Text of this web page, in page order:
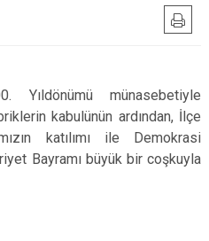
Yıldönümü münasebetiyle
kabulünün ardından, İlçe
katılımı ile Demokrasi
Bayramı büyük bir coşkuyla